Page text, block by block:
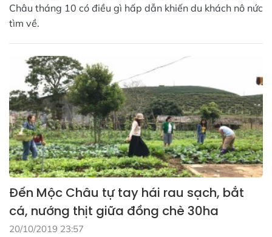
Châu tháng 10 có điều gì hấp dẫn khiến du khách nô nức
tìm về.
Đến Mộc Châu tự tay hái rau sạch, bắt
cá, nướng thịt giữa đồng chè 30ha
20/10/2019 23:57